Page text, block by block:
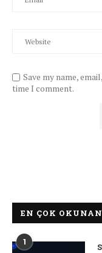
Save my name,
time I comment.
EN ÇOK
1